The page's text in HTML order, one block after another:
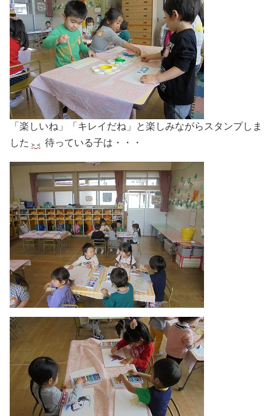
「楽しいね」「キレイだね」と楽しみながらスタンプしま
した
待っている子は・・・